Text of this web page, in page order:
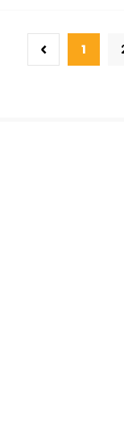
1